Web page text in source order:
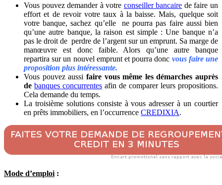
Vous pouvez demander à votre conseiller bancaire de faire un
effort et de revoir votre taux à la baisse. Mais, quelque soit
votre banque, sachez qu’elle ne pourra pas faire aussi bien
qu’une autre banque, la raison est simple : Une banque n’a
pas le droit de perdre de l’argent sur un emprunt. Sa marge de
manœuvre est donc faible. Alors qu’une autre banque
repartira sur un nouvel emprunt et pourra donc vous faire une
proposition plus intéressante.
Vous pouvez aussi faire vous même les démarches auprès
de banques concurrentes afin de comparer leurs propositions.
Cela demande du temps.
La troisième solutions consiste à vous adresser à un courtier
en prêts immobiliers, en l’occurrence CREDIXIA.
Mode d’emploi :